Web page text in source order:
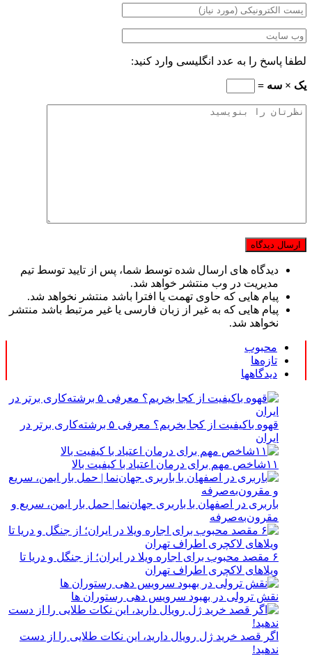
لطفا پاسخ را به عدد انگلیسی وارد کنید:
یک × سه =
دیدگاه های ارسال شده توسط شما، پس از تایید توسط تیم
مدیریت در وب منتشر خواهد شد.
پیام هایی که حاوی تهمت یا افترا باشد منتشر نخواهد شد.
پیام هایی که به غیر از زبان فارسی یا غیر مرتبط باشد منتشر
نخواهد شد.
محبوب
تازه‌ها
دیدگاهها
قهوه باکیفیت از کجا بخریم؟ معرفی ۵ برشته‌کاری برتر در
ایران
۱۱شاخص مهم برای درمان اعتیاد با کیفیت بالا
باربری در اصفهان با باربری جهان‌نما | حمل بار ایمن، سریع و
مقرون‌به‌صرفه
۶ مقصد محبوب برای اجاره ویلا در ایران؛ از جنگل و دریا تا
ویلاهای لاکچری اطراف تهران
نقش ترولی در بهبود سرویس دهی رستوران ها
اگر قصد خرید ژل رویال دارید، این نکات طلایی را از دست
ندهید!